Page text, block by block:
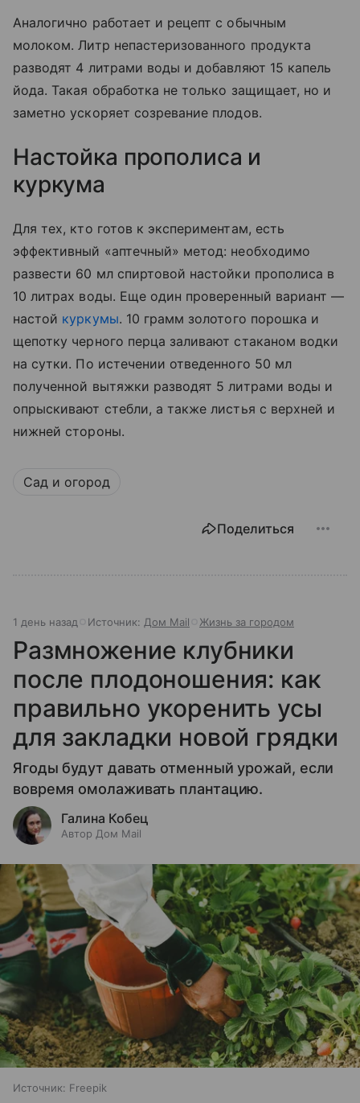
Аналогично работает и рецепт с обычным
молоком. Литр непастеризованного продукта
разводят 4 литрами воды и добавляют 15 капель
йода. Такая обработка не только защищает, но и
заметно ускоряет созревание плодов.
Настойка прополиса и
куркума
Для тех, кто готов к экспериментам, есть
эффективный «аптечный» метод: необходимо
развести 60 мл спиртовой настойки прополиса в
10 литрах воды. Еще один проверенный вариант —
настой куркумы. 10 грамм золотого порошка и
щепотку черного перца заливают стаканом водки
на сутки. По истечении отведенного 50 мл
полученной вытяжки разводят 5 литрами воды и
опрыскивают стебли, а также листья с верхней и
нижней стороны.
Сад и огород
Поделиться
1 день назад Источник: Дом Mail Жизнь за городом
Размножение клубники
после плодоношения: как
правильно укоренить усы
для закладки новой грядки
Ягоды будут давать отменный урожай, если
вовремя омолаживать плантацию.
Галина Кобец
Автор Дом Mail
Источник: Freepik